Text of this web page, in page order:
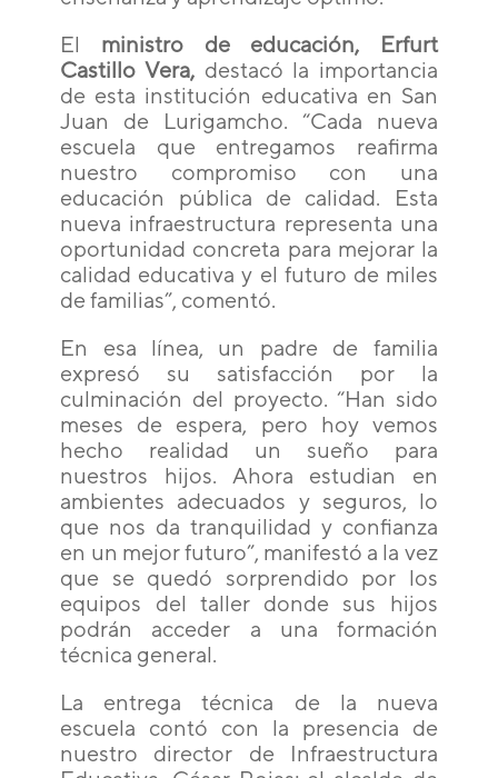
El ministro de educación, Erfurt
Castillo Vera,destacó la importancia
de esta institución educativa en San
Juan de Lurigamcho. “Cada nueva
escuela que entregamos reafirma
nuestro compromiso con una
educación pública de calidad. Esta
nueva infraestructura representa una
oportunidad concreta para mejorar la
calidad educativa y el futuro de miles
de familias”, comentó.
En esa línea, un padre de familia
expresó su satisfacción por la
culminación del proyecto. “Han sido
meses de espera, pero hoy vemos
hecho realidad un sueño para
nuestros hijos. Ahora estudian en
ambientes adecuados y seguros, lo
que nos da tranquilidad y confianza
en un mejor futuro”, manifestó a la vez
que se quedó sorprendido por los
equipos del taller donde sus hijos
podrán acceder a una formación
técnica general.
La entrega técnica de la nueva
escuela contó con la presencia de
nuestro director de Infraestructura